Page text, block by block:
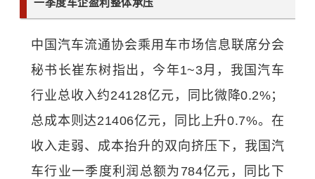
一季度车企盈利整体承压
中国汽车流通协会乘用车市场信息联席分会
秘书长崔东树指出，今年1~3月，我国汽车
行业总收入约24128亿元，同比微降0.2%；
总成本则达21406亿元，同比上升0.7%。在
收入走弱、成本抬升的双向挤压下，我国汽
车行业一季度利润总额为784亿元，同比下